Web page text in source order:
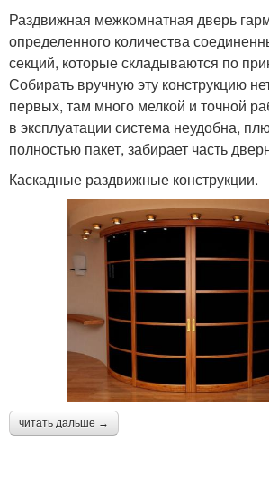
Раздвижная межкомнатная дверь
определенного количества
секций, которые складываются по
Собирать вручную эту конструкцию
первых, там много мелкой и точной
в эксплуатации система неудобна,
полностью пакет, забирает часть
Каскадные раздвижные конструкции.
читать дальше →